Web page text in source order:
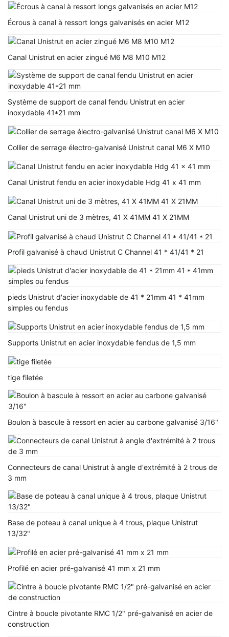
Écrous à canal à ressort longs galvanisés en acier M12
Canal Unistrut en acier zingué M6 M8 M10 M12
Système de support de canal fendu Unistrut en acier
inoxydable 41*21 mm
Collier de serrage électro-galvanisé Unistrut canal M6 X M10
Canal Unistrut fendu en acier inoxydable Hdg 41 x 41 mm
Canal Unistrut uni de 3 mètres, 41 X 41MM 41 X 21MM
Profil galvanisé à chaud Unistrut C Channel 41 * 41/41 * 21
pieds Unistrut d'acier inoxydable de 41 * 21mm 41 * 41mm
simples ou fendus
Supports Unistrut en acier inoxydable fendus de 1,5 mm
tige filetée
Boulon à bascule à ressort en acier au carbone galvanisé 3/16"
Connecteurs de canal Unistrut à angle d'extrémité à 2 trous de
3 mm
Base de poteau à canal unique à 4 trous, plaque Unistrut
13/32"
Profilé en acier pré-galvanisé 41 mm x 21 mm
Cintre à boucle pivotante RMC 1/2" pré-galvanisé en acier de
construction